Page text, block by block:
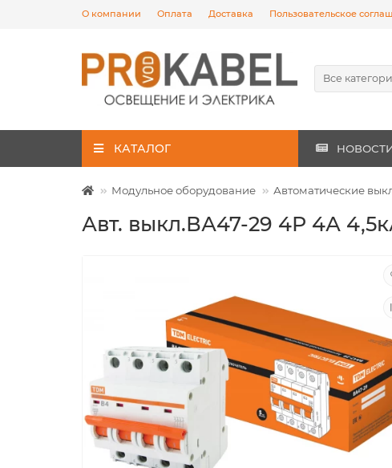
О компании Оплата Доставка Пользовательское
Все
КАТАЛОГ
Модульное оборудование Автоматические
Авт. выкл.ВА47-29 4Р 4А